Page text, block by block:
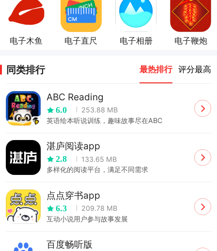
电子木鱼 电子直尺 电子相册 电子鞭炮
同类排行 最热排行 评分最高
ABC Reading
6.0
253.88 MB
英语绘本听说训练，趣味故事尽在ABC
湛庐阅读app
2.8
133.65 MB
多样化的阅读平台，满足不同需求
点点穿书app
6.3
209.78 MB
互动小说用户参与故事发展
百度畅听版